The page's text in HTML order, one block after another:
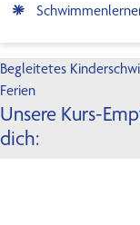
Begleitetes
Ferien
Unsere Kurs-
dich: